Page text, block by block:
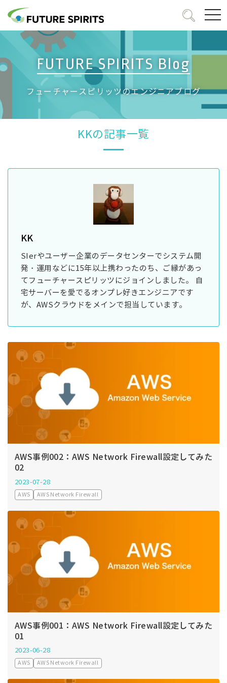
FUTURE SPIRITS Blog
フューチャースピリッツのエンジニアブログ
KKの記事一覧
KK
SIerやユーザー企業のデータセンターでシステム開
発・運用などに15年以上携わったのち、ご縁があっ
てフューチャースピリッツにジョインしました。 自
宅サーバーを愛でるオンプレ好きエンジニアです
が、AWSクラウドをメインで担当しています。
AWS事例002：AWS Network Firewall設定してみた
02
2023-07-28
AWS AWS Network Firewall
AWS事例001：AWS Network Firewall設定してみた
01
2023-06-28
AWS AWS Network Firewall